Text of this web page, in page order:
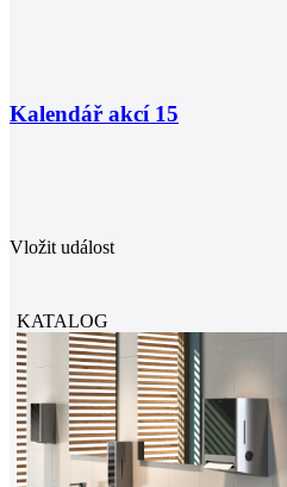
Kalendář akcí 15
Vložit událost
KATALOG